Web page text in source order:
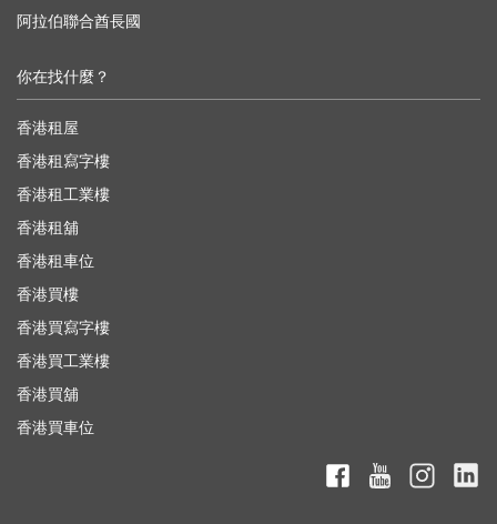
阿拉伯聯合酋長國
你在找什麼？
香港租屋
香港租寫字樓
香港租工業樓
香港租舖
香港租車位
香港買樓
香港買寫字樓
香港買工業樓
香港買舖
香港買車位